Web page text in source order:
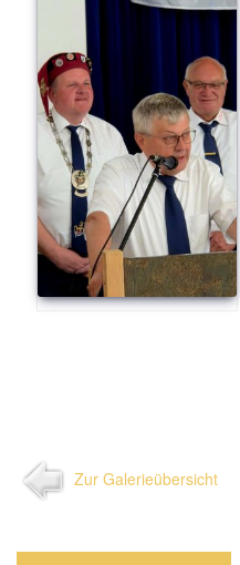
Zur Galerieübersicht